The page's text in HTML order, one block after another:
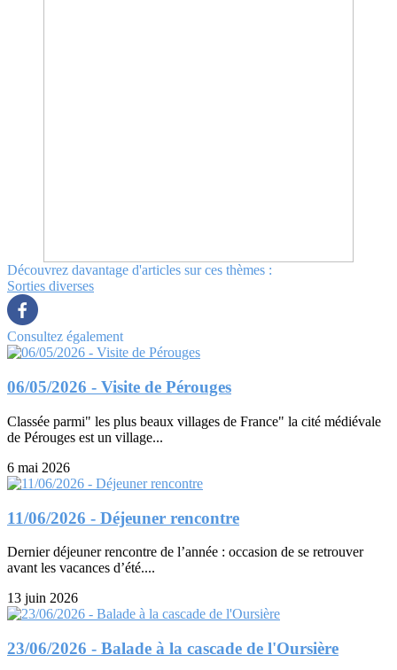
Découvrez davantage d'articles sur ces thèmes :
Sorties diverses
Consultez également
06/05/2026 - Visite de Pérouges
Classée parmi" les plus beaux villages de France" la cité médiévale
de Pérouges est un village...
6 mai 2026
11/06/2026 - Déjeuner rencontre
Dernier déjeuner rencontre de l’année : occasion de se retrouver
avant les vacances d’été....
13 juin 2026
23/06/2026 - Balade à la cascade de l'Oursière